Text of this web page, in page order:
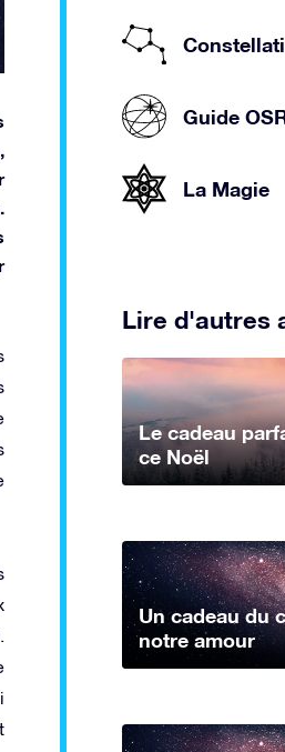
Guide
La Magie
Lire d'autres
Le cadeau
ce Noël
Un cadeau du
notre amour